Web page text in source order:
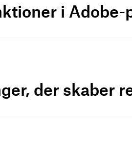
i Adobe-
der skaber